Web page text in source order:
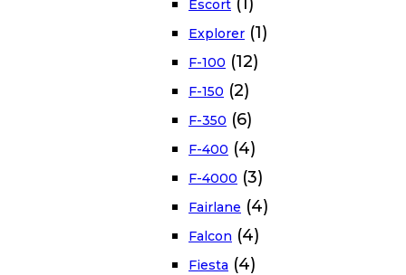
Escort
Explorer (1)
F-100 (12)
F-150 (2)
F-350 (6)
F-400 (4)
F-4000 (3)
Fairlane (4)
Falcon (4)
Fiesta (4)